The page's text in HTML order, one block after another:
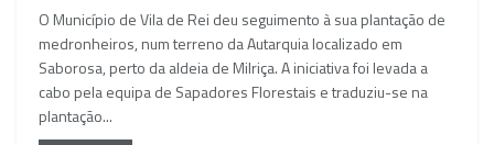
O Município de Vila de Rei deu seguimento à sua plantação de
medronheiros, num terreno da Autarquia localizado em
Saborosa, perto da aldeia de Milriça. A iniciativa foi levada a
cabo pela equipa de Sapadores Florestais e traduziu-se na
plantação...